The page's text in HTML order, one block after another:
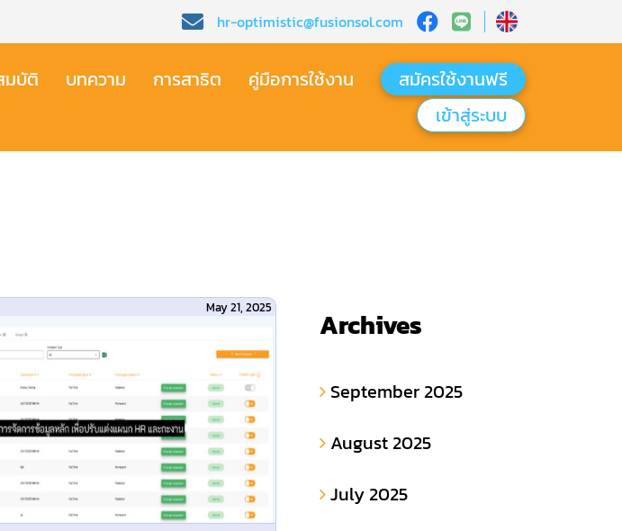
hr-optimistic@fusionsol.com
บัติ​ บทความ การสาธิต คู่มือการใช้งาน
สมัครใช้งานฟรี
เข้าสู่ระบบ​
May 21, 2025 Archives
September 2025
August 2025
July 2025